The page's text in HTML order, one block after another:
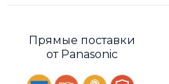
Прямые поставки
от Panasonic